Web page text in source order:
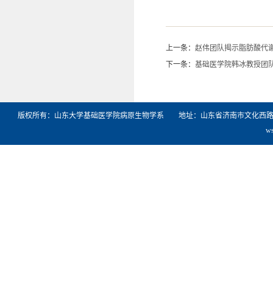
上一条： 赵伟团队揭示脂肪酸代
下一条： 基础医学院韩冰教授团
版权所有：山东大学基础医学院病原生物学系 地址：山东省济南市文化